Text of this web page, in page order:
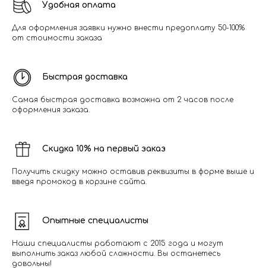
Удобная оплата
Для оформления заявки нужно внести предоплату 50-100%
от стоимости заказа
Быстрая доставка
Самая быстрая доставка возможна от 2 часов после
оформления заказа.
Скидка 10% на первый заказ
Получить скидку можно оставив реквизиты в форме выше и
введя промокод в корзине сайта.
Опытные специалисты
Наши специалисты работают с 2015 года и могут
выполнить заказ любой сложности. Вы останетесь
довольны!